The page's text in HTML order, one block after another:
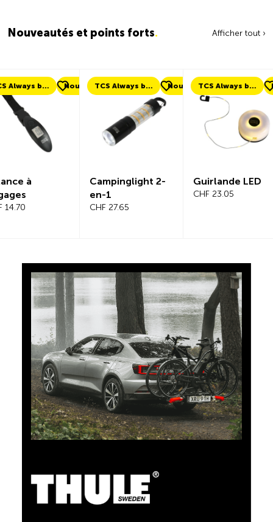
Nouveautés et points forts. Afficher tout ›
TCS Always by my side Nouveau
Campinglight 2-
en-1
CHF 27.65
TCS Always by my side Nouveau
Guirlande LED
Nouveau
Beeline
5 % de cashback
TCS, et recevez automatiquement 5 % de cashback.
La TCS Member Mastercard est à la fois carte de
membre, carte de paiement et carte d’épargne, et
reste gratuite à vie pour les membres du TCS.